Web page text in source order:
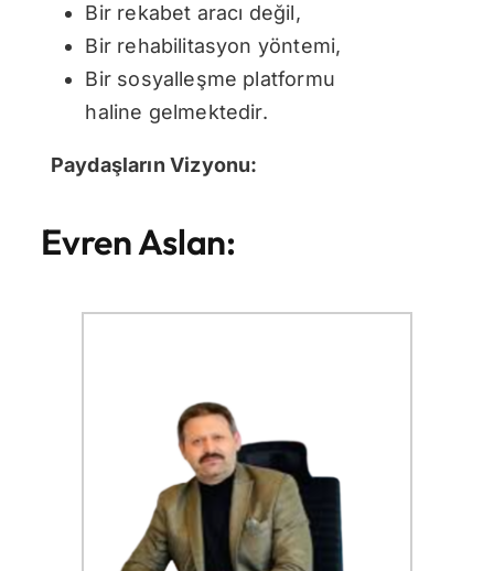
Bir rekabet aracı değil,
Bir rehabilitasyon yöntemi,
Bir sosyalleşme platformu
haline gelmektedir.
Paydaşların Vizyonu:
Evren Aslan: